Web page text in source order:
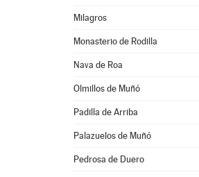
Milagros
Monasterio de Rodilla
Nava de Roa
Olmillos de Muñó
Padilla de Arriba
Palazuelos de Muñó
Pedrosa de Duero